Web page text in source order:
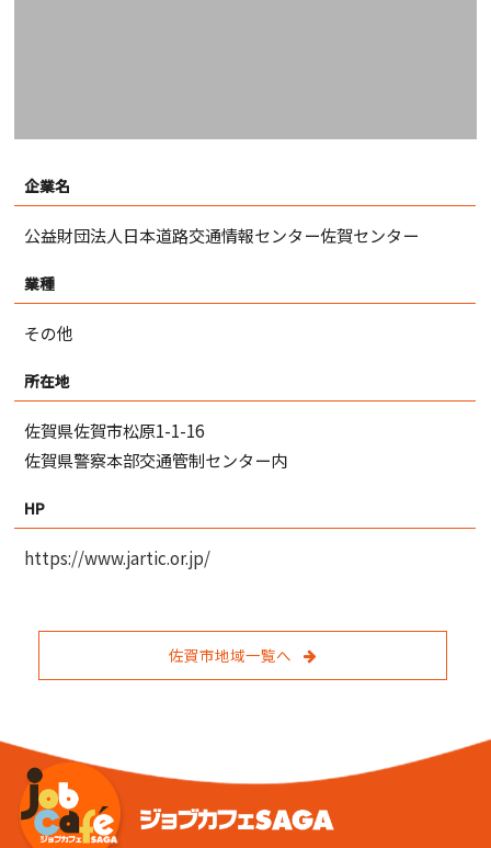
企業名
公益財団法人日本道路交通情報センター佐賀センター
業種
その他
所在地
佐賀県佐賀市松原1-1-16
佐賀県警察本部交通管制センター内
HP
https://www.jartic.or.jp/
佐賀市地域一覧へ